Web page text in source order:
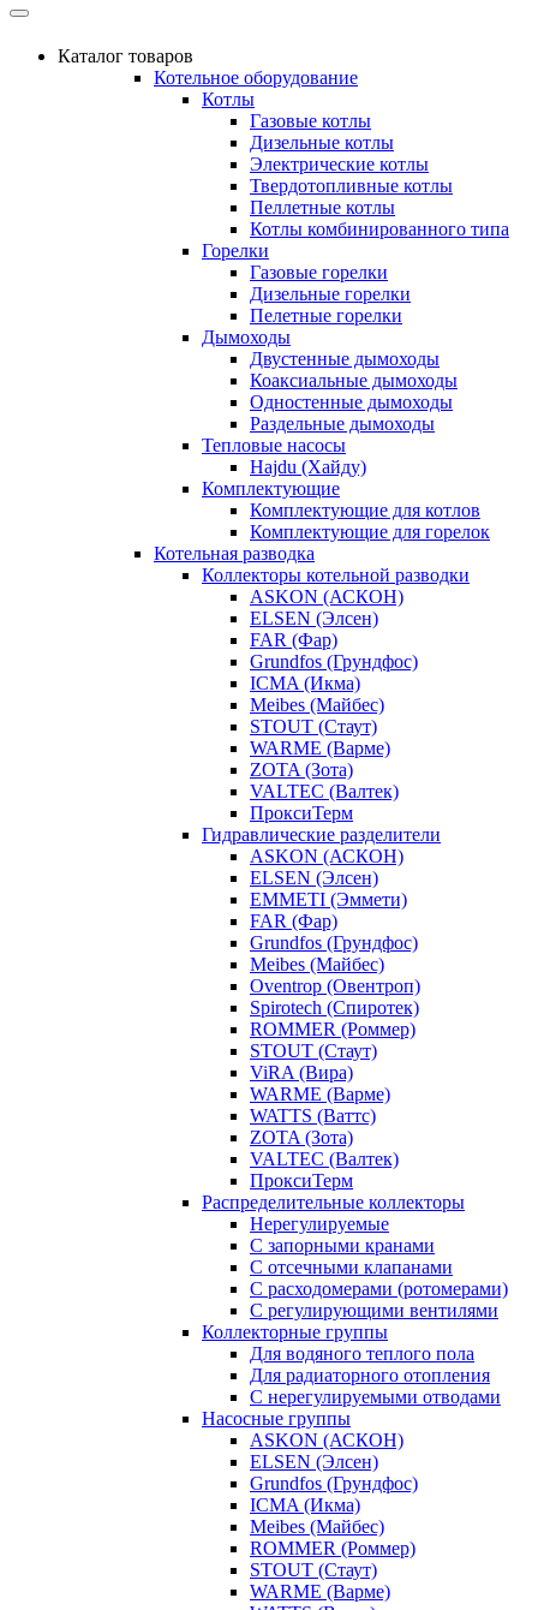
Каталог товаров
Котельное оборудование
Котлы
Газовые котлы
Дизельные котлы
Электрические котлы
Твердотопливные котлы
Пеллетные котлы
Котлы комбинированного типа
Горелки
Газовые горелки
Дизельные горелки
Пелетные горелки
Дымоходы
Двустенные дымоходы
Коаксиальные дымоходы
Одностенные дымоходы
Раздельные дымоходы
Тепловые насосы
Hajdu (Хайду)
Комплектующие
Комплектующие для котлов
Комплектующие для горелок
Котельная разводка
Коллекторы котельной разводки
ASKON (АСКОН)
ELSEN (Элсен)
FAR (Фар)
Grundfos (Грундфос)
ICMA (Икма)
Meibes (Майбес)
STOUT (Стаут)
WARME (Варме)
ZOTA (Зота)
VALTEC (Валтек)
ПроксиТерм
Гидравлические разделители
ASKON (АСКОН)
ELSEN (Элсен)
EMMETI (Эммети)
FAR (Фар)
Grundfos (Грундфос)
Meibes (Майбес)
Oventrop (Овентроп)
Spirotech (Спиротек)
ROMMER (Роммер)
STOUT (Стаут)
ViRA (Вира)
WARME (Варме)
WATTS (Ваттс)
ZOTA (Зота)
VALTEC (Валтек)
ПроксиТерм
Распределительные коллекторы
Нерегулируемые
С запорными кранами
С отсечными клапанами
С расходомерами (ротомерами)
С регулирующими вентилями
Коллекторные группы
Для водяного теплого пола
Для радиаторного отопления
С нерегулируемыми отводами
Насосные группы
ASKON (АСКОН)
ELSEN (Элсен)
Grundfos (Грундфос)
ICMA (Икма)
Meibes (Майбес)
ROMMER (Роммер)
STOUT (Стаут)
WARME (Варме)